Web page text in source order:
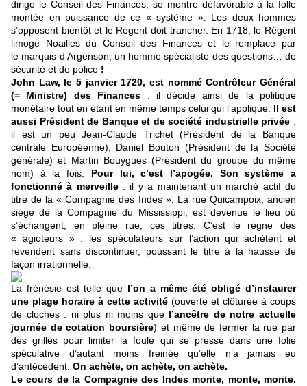
dirige le Conseil des Finances, se montre défavorable à la folle
montée en puissance de ce « système ». Les deux hommes
s’opposent bientôt et le Régent doit trancher. En 1718, le Régent
limoge Noailles du Conseil des Finances et le remplace par
le marquis d’Argenson, un homme spécialiste des questions… de
sécurité et de police !
John Law, le 5 janvier 1720, est nommé Contrôleur Général
(= Ministre) des Finances : il décide ainsi de la politique
monétaire tout en étant en même temps celui qui l’applique. Il est
aussi Président de Banque et de société industrielle privée :
il est un peu Jean-Claude Trichet (Président de la Banque
centrale Européenne), Daniel Bouton (Président de la Société
générale) et Martin Bouygues (Président du groupe du même
nom) à la fois. Pour lui, c’est l’apogée. Son système a
fonctionné à merveille: il y a maintenant un marché actif du
titre de la « Compagnie des Indes ». La rue Quicampoix, ancien
siège de la Compagnie du Mississippi, est devenue le lieu où
s’échangent, en pleine rue, ces titres. C’est le règne des
« agioteurs » : les spéculateurs sur l’action qui achètent et
revendent sans discontinuer, poussant le titre à la hausse de
façon irrationnelle.
La frénésie est telle que l’on a même été obligé d’instaurer
une plage horaire à cette activité (ouverte et clôturée à coups
de cloches : ni plus ni moins que l’ancêtre de notre actuelle
journée de cotation boursière) et même de fermer la rue par
des grilles pour limiter la foule qui se presse dans une folie
spéculative d’autant moins freinée qu’elle n’a jamais eu
d’antécédent. On achète, on achète, on achète.
Le cours de la Compagnie des Indes monte, monte, monte.